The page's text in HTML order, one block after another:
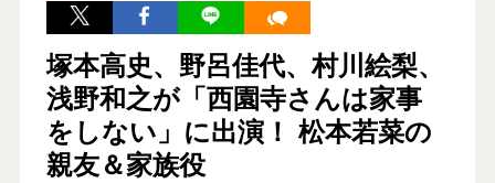
塚本高史、野呂佳代、村川絵梨、
浅野和之が「西園寺さんは家事
をしない」に出演！ 松本若菜の
親友＆家族役